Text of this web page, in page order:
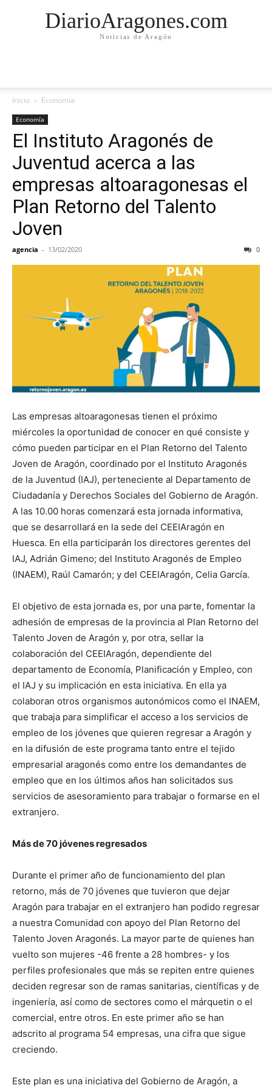
DiarioAragones.com
Noticias de Aragón
Inicio Economía
Economía
El Instituto Aragonés de
Juventud acerca a las
empresas altoaragonesas el
Plan Retorno del Talento
Joven
agencia - 13/02/2020 0
Las empresas altoaragonesas tienen el próximo
miércoles la oportunidad de conocer en qué consiste y
cómo pueden participar en el Plan Retorno del Talento
Joven de Aragón, coordinado por el Instituto Aragonés
de la Juventud (IAJ), perteneciente al Departamento de
Ciudadanía y Derechos Sociales del Gobierno de Aragón.
A las 10.00 horas comenzará esta jornada informativa,
que se desarrollará en la sede del CEEIAragón en
Huesca. En ella participarán los directores gerentes del
IAJ, Adrián Gimeno; del Instituto Aragonés de Empleo
(INAEM), Raúl Camarón; y del CEEIAragón, Celia García.
El objetivo de esta jornada es, por una parte, fomentar la
adhesión de empresas de la provincia al Plan Retorno del
Talento Joven de Aragón y, por otra, sellar la
colaboración del CEEIAragón, dependiente del
departamento de Economía, Planificación y Empleo, con
el IAJ y su implicación en esta iniciativa. En ella ya
colaboran otros organismos autonómicos como el INAEM,
que trabaja para simplificar el acceso a los servicios de
empleo de los jóvenes que quieren regresar a Aragón y
en la difusión de este programa tanto entre el tejido
empresarial aragonés como entre los demandantes de
empleo que en los últimos años han solicitados sus
servicios de asesoramiento para trabajar o formarse en el
extranjero.
Más de 70 jóvenes regresados
Durante el primer año de funcionamiento del plan
retorno, más de 70 jóvenes que tuvieron que dejar
Aragón para trabajar en el extranjero han podido regresar
a nuestra Comunidad con apoyo del Plan Retorno del
Talento Joven Aragonés. La mayor parte de quienes han
vuelto son mujeres -46 frente a 28 hombres- y los
perfiles profesionales que más se repiten entre quienes
deciden regresar son de ramas sanitarias, científicas y de
ingeniería, así como de sectores como el márquetin o el
comercial, entre otros. En este primer año se han
adscrito al programa 54 empresas, una cifra que sigue
creciendo.
Este plan es una iniciativa del Gobierno de Aragón, a